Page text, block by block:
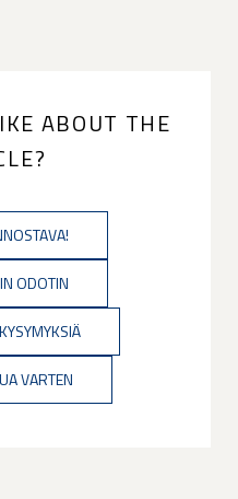
ABOUT THE
ODOTIN
VARTEN